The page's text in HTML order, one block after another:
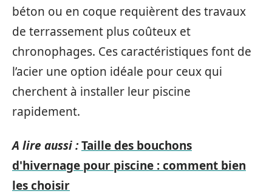
béton ou en coque requièrent des travaux
de terrassement plus coûteux et
chronophages. Ces caractéristiques font de
l’acier une option idéale pour ceux qui
cherchent à installer leur piscine
rapidement.
A lire aussi :Taille des bouchons
d'hivernage pour piscine : comment bien
les choisir